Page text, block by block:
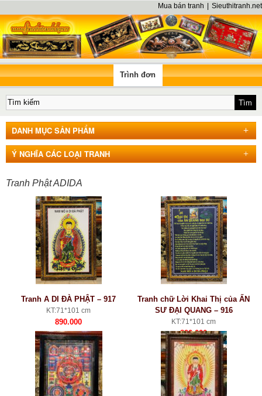
Sieuthitranh.net
Mua bán tranh
Trình đơn
DANH MỤC SẢN PHẨM
Ý NGHĨA CÁC LOẠI TRANH
Tranh Phật ADIDA
Tranh A DI ĐÀ PHẬT – 917
KT:71*101 cm
890.000
Tranh chữ Lời Khai Thị của ẤN
SƯ ĐẠI QUANG – 916
KT:71*101 cm
890.000